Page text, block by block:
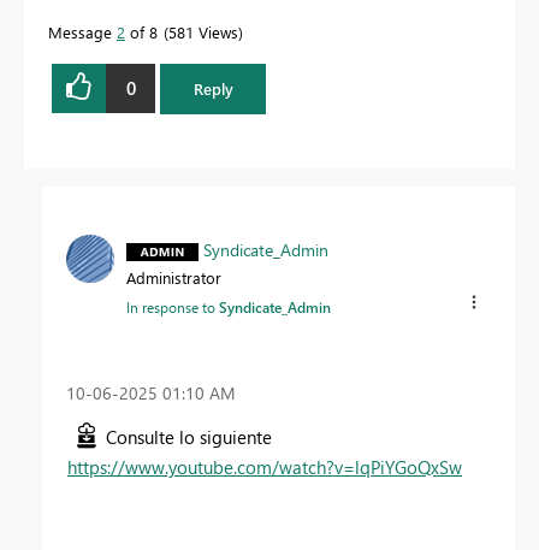
Message 2 of 8 581 Views
0 Reply
Syndicate_Admin
Administrator
In response toSyndicate_Admin
‎10-06-2025 01:10 AM
Consulte lo siguiente
https://www.youtube.com/watch?v=lqPiYGoQxSw